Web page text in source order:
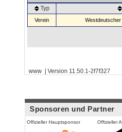
Typ
Verein Westdeutscher
www | Version 11.50.1-2f7f327
Sponsoren und Partner
Offizieller Hauptsponsor Offizieller